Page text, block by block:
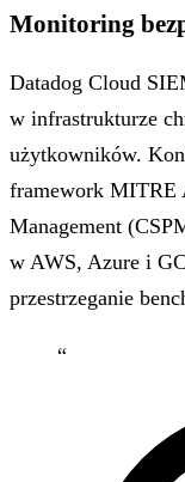
Monitoring
Datadog Cloud
w infrastrukturze
użytkowników.
framework MITRE
Management
w AWS, Azure i
przestrzeganie
“